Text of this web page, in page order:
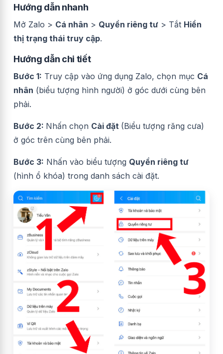
Hướng dẫn nhanh
Mở Zalo > Cá nhân > Quyền riêng tư > Tắt Hiển
thị trạng thái truy cập.
Hướng dẫn chi tiết
Bước 1: Truy cập vào ứng dụng Zalo, chọn mục Cá
nhân (biểu tượng hình người) ở góc dưới cùng bên
phải.
Bước 2: Nhấn chọn Cài đặt (Biểu tượng răng cưa)
ở góc trên cùng bên phải.
Bước 3: Nhấn vào biểu tượng Quyền riêng tư
(hình ổ khóa) trong danh sách cài đặt.